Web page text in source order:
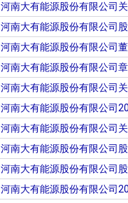
河南大有能源股份有限公司
河南大有能源股份有限公司
河南大有能源股份有限公司
河南大有能源股份有限公司
河南大有能源股份有限公司
河南大有能源股份有限公司
河南大有能源股份有限公司
河南大有能源股份有限公司
河南大有能源股份有限公司
河南大有能源股份有限公司